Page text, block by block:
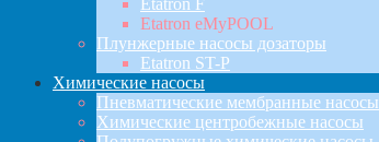
Etatron F
Etatron eMyPOOL
Плунжерные насосы дозаторы
Etatron ST-P
Химические насосы
Пневматические мембранные насосы
Химические центробежные насосы